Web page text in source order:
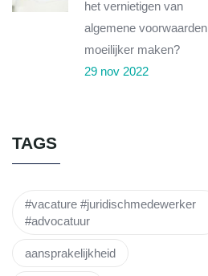
het vernietigen van
algemene voorwaarden
moeilijker maken?
29 nov 2022
TAGS
#vacature #juridischmedewerker
#advocatuur
aansprakelijkheid